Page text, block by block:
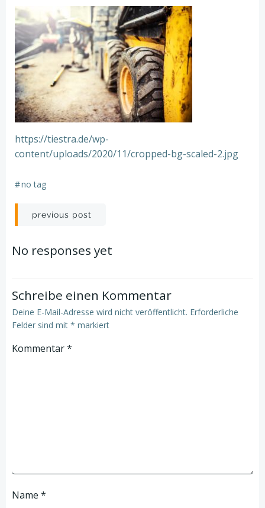
https://tiestra.de/wp-
content/uploads/2020/11/cropped-bg-scaled-2.jpg
#no tag
Beitrags-
Navigation
previous post
No responses yet
Schreibe einen Kommentar
Deine E-Mail-Adresse wird nicht veröffentlicht. Erforderliche
Felder sind mit * markiert
Kommentar*
Name *